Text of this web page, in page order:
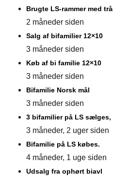
Brugte LS-rammer med
2 måneder siden
Salg af bifamilier 12×10
3 måneder siden
Køb af bi familie 12×10
3 måneder siden
Bifamilie Norsk mål
3 måneder siden
3 bifamilier på LS
3 måneder, 2 uger siden
Bifamilie på LS købes.
4 måneder, 1 uge siden
Udsalg fra ophørt biavl